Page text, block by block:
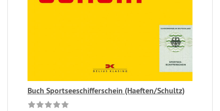
Buch Sportseeschifferschein (Haeften/Schultz)